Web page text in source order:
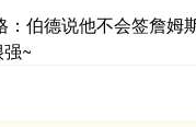
：伯德说他不会签詹姆
~